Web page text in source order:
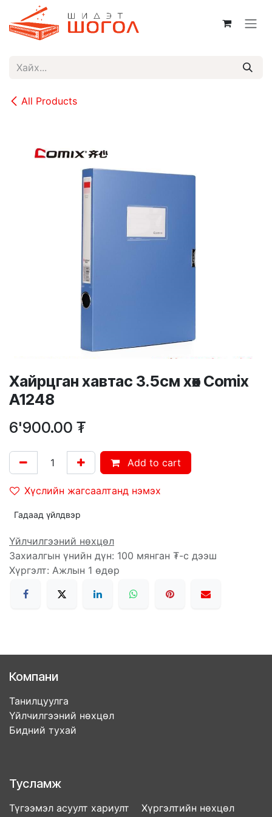
Skip to Content
All Products
Хайрцган хавтас 3.5см хөх Comix
A1248
6'900.00 ₮
Add to cart
Хүслийн жагсаалтанд нэмэх
Гадаад үйлдвэр
Үйлчилгээний нөхцөл
Захиалгын үнийн дүн: 100 мянган ₮-с дээш
Хүргэлт: Ажлын 1 өдөр
Компани
Танилцуулга
Үйлчилгээний нөхцөл
Бидний тухай
Тусламж
Түгээмэл асуулт хариулт Хүргэлтийн нөхцөл